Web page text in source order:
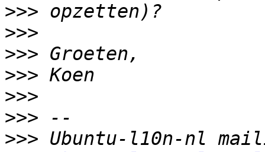
>>>
>>>
>>>
>>>
>>>
>>>
>>>